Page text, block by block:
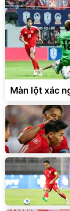
Màn lột xác